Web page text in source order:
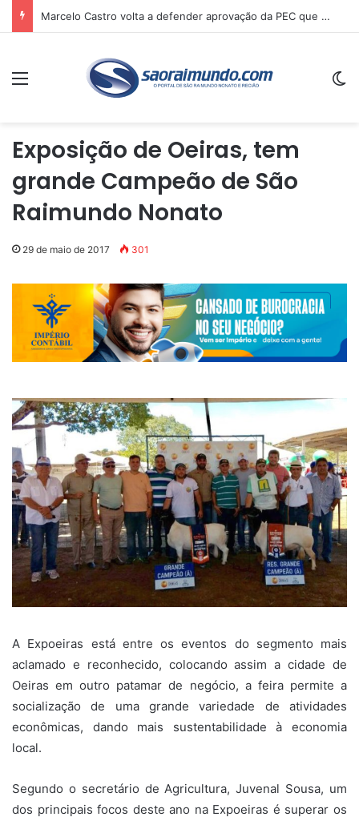
Marcelo Castro volta a defender aprovação da PEC que acaba com a escala 6×1 e avalia clima no Senado
Menu
Exposição de Oeiras, tem
grande Campeão de São
Raimundo Nonato
29 de maio de 2017 301
A Expoeiras está entre os eventos do segmento mais
aclamado e reconhecido, colocando assim a cidade de
Oeiras em outro patamar de negócio, a feira permite a
socialização de uma grande variedade de atividades
econômicas, dando mais sustentabilidade à economia
local.
Segundo o secretário de Agricultura, Juvenal Sousa, um
dos principais focos deste ano na Expoeiras é superar os